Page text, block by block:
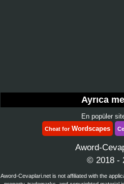
Ayrıca
En popüler
Cheat forWordscapes
Aword-
© 2018 -
Aword-Cevaplari.net is not affiliated with the